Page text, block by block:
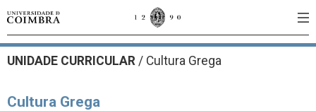
UNIDADE CURRICULAR / Cultura Grega
Cultura Grega